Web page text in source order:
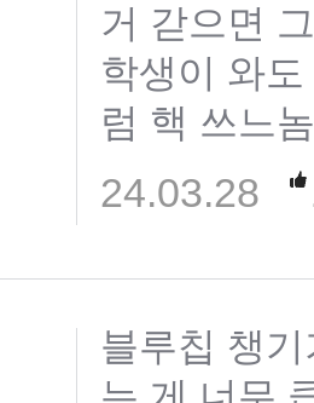
거 갇으면
학생이 와
럼 핵 쓰느
24.03.28
블루칩 챙